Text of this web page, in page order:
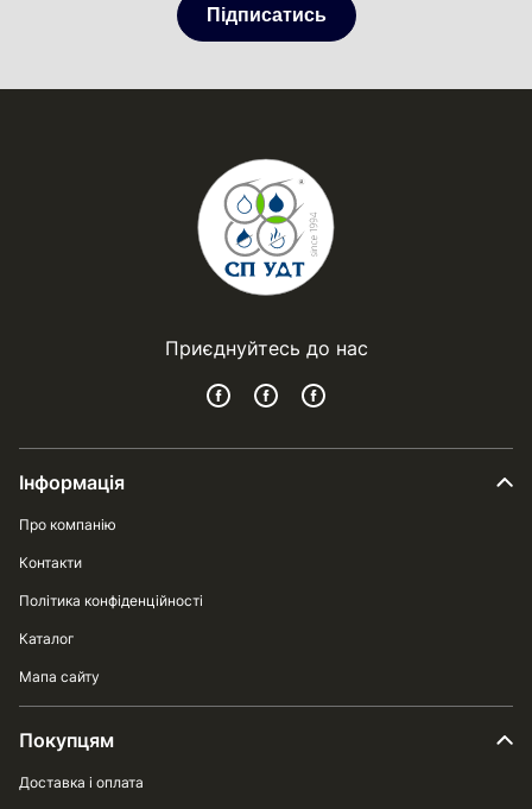
Підписатись
Приєднуйтесь до нас
Інформація
Про компанію
Контакти
Політика конфіденційності
Каталог
Мапа сайту
Покупцям
Доставка і оплата